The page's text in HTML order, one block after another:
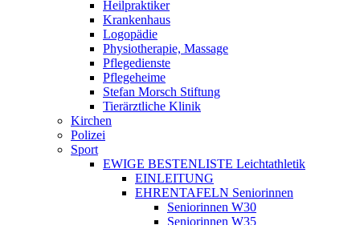
Heilpraktiker
Krankenhaus
Logopädie
Physiotherapie, Massage
Pflegedienste
Pflegeheime
Stefan Morsch Stiftung
Tierärztliche Klinik
Kirchen
Polizei
Sport
EWIGE BESTENLISTE Leichtathletik
EINLEITUNG
EHRENTAFELN Seniorinnen
Seniorinnen W30
Seniorinnen W35